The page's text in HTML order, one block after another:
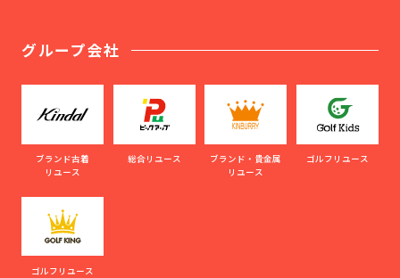
グループ会社
ブランド古着
リユース
総合リユース
ブランド・貴金属
リユース
ゴルフリユース
ゴルフリユース